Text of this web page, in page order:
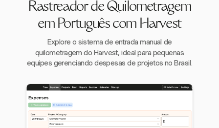
Rastreador de Quilometragem
em Português com Harvest
Explore o sistema de entrada manual de
quilometragem do Harvest, ideal para pequenas
equipes gerenciando despesas de projetos no Brasil.